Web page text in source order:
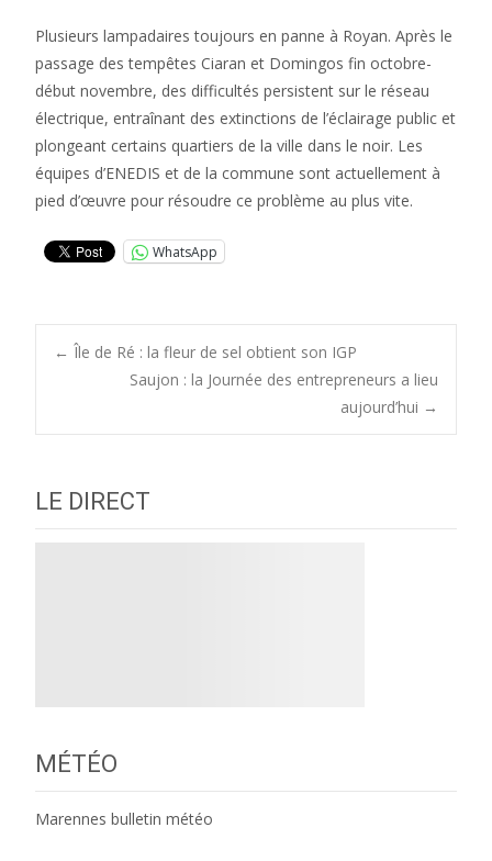
Plusieurs lampadaires toujours en panne à Royan. Après le
passage des tempêtes Ciaran et Domingos fin octobre-
début novembre, des difficultés persistent sur le réseau
électrique, entraînant des extinctions de l’éclairage public et
plongeant certains quartiers de la ville dans le noir. Les
équipes d’ENEDIS et de la commune sont actuellement à
pied d’œuvre pour résoudre ce problème au plus vite.
WhatsApp
Post
navigation
← Île de Ré : la fleur de sel obtient son IGP
Saujon : la Journée des entrepreneurs a lieu
aujourd’hui →
LE DIRECT
MÉTÉO
Marennes bulletin météo